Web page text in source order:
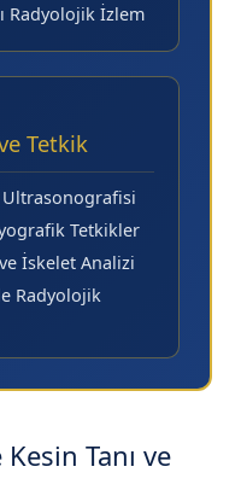
Radyolojik İzlem
Tetkik
Ultrasonografisi
Tetkikler
İskelet Analizi
Radyolojik
Tanı ve